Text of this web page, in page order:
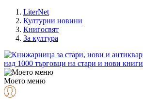
LiterNet
Културни новини
Книгосвят
За култура
над 1000 търговци на стари и нови книги
Моето меню